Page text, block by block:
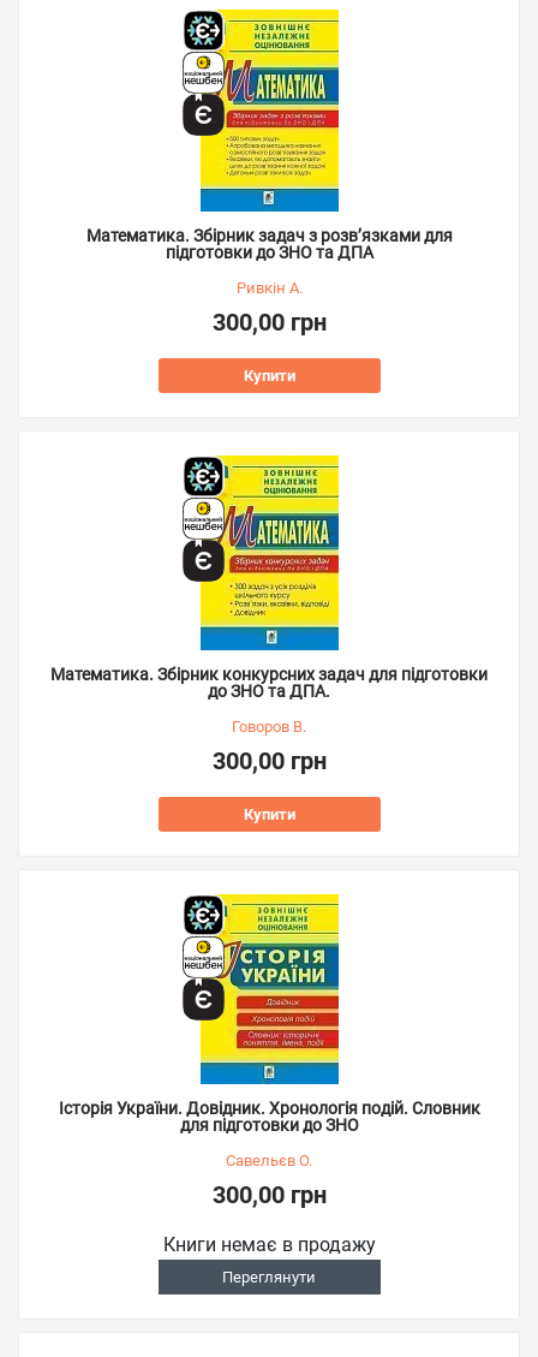
Математика. Збірник задач з розв’язками для
підготовки до ЗНО та ДПА
Ривкін А.
300,00 грн
Купити
Математика. Збірник конкурсних задач для підготовки
до ЗНО та ДПА.
Говоров В.
300,00 грн
Купити
Історія України. Довідник. Хронологія подій. Словник
для підготовки до ЗНО
Савельєв О.
300,00 грн
Книги немає в продажу
Переглянути